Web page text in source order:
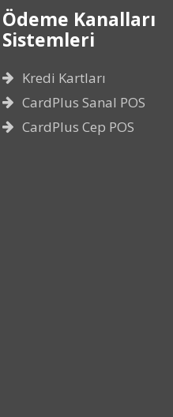
Ödeme Kanalları
Sistemleri
Kredi Kartları
CardPlus Sanal POS
CardPlus Cep POS